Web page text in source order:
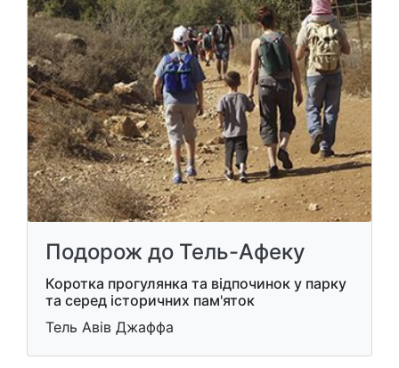
Подорож до Тель-Афеку
Коротка прогулянка та відпочинок у парку
та серед історичних пам'яток
Тель Авів Джаффа